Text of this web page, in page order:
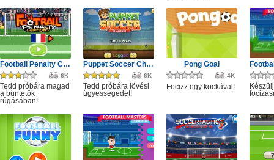
Football Penalty Champions
6K
Tedd próbára magad
a büntetők
rúgásában!
Puppet Soccer Challenge
6K
Tedd próbára lövési
ügyességedet!
Pong Goal
4K
Focizz egy kockával!